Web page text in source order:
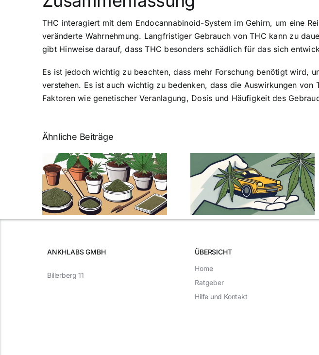
THC interagiert mit dem Endocannabinoid-System im Gehirn, um eine
veränderte Wahrnehmung. Langfristiger Gebrauch von THC kann zu
gibt Hinweise darauf, dass THC besonders schädlich für das sich
Es ist jedoch wichtig zu beachten, dass mehr Forschung benötigt wird,
verstehen. Es ist auch wichtig zu bedenken, dass die Auswirkungen
Faktoren wie genetischer Veranlagung, Dosis und Häufigkeit des
Ähnliche Beiträge
Neue THC-Grenzwert-
Regelung: Was Sie
über Cannabis und
Autofahren wissen
müssen
Cannabis Samen
kaufen: Alles was Sie
wissen sollten
ANKHLABS GMBH ÜBERSICHT
Billerberg 11
Home
Ratgeber
Hilfe und Kontakt